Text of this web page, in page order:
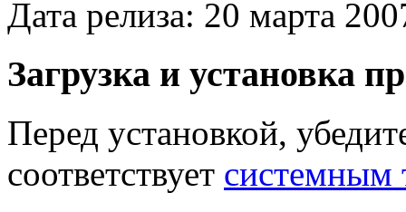
Дата релиза: 20 марта
Загрузка и установка
Перед установкой,
соответствует системным